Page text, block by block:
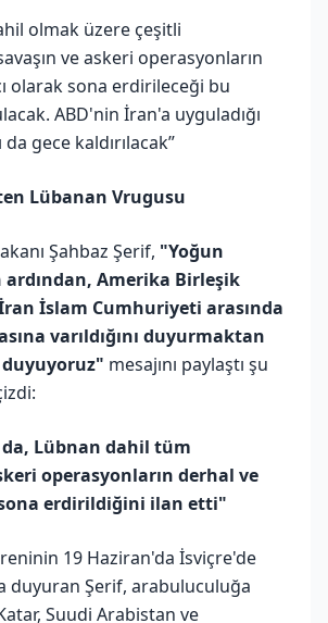
olmak üzere çeşitli
ve askeri operasyonların
olarak sona erdirileceği bu
ABD'nin İran'a uyguladığı
gece kaldırılacak”
Lübanan Vrugusu
Şahbaz Şerif, "Yoğun
Amerika Birleşik
İslam Cumhuriyeti arasında
varıldığını duyurmaktan
mesajını paylaştı şu
Lübnan dahil tüm
operasyonların derhal ve
sona erdirildiğini ilan etti"
19 Haziran'da İsviçre'de
duyuran Şerif, arabuluculuğa
Suudi Arabistan ve